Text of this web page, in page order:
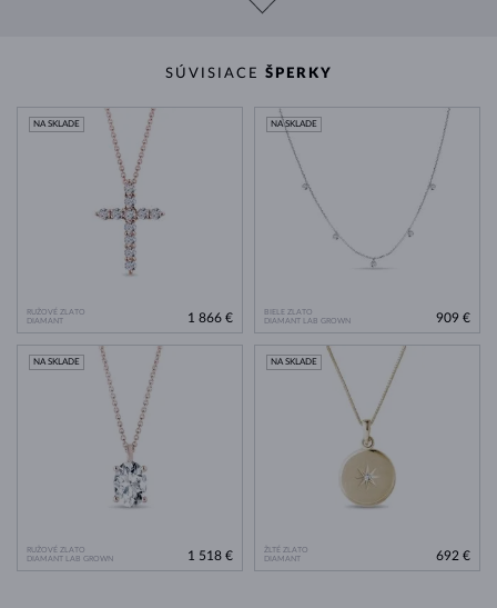
SÚVISIACE ŠPERKY
RUŽOVÉ ZLATO
DIAMANT
NA SKLADE
1 866 €
BIELE ZLATO
DIAMANT LAB GROWN
NA SKLADE
909 €
RUŽOVÉ ZLATO
DIAMANT LAB GROWN
NA SKLADE
1 518 €
ŽLTÉ ZLATO
DIAMANT
NA SKLADE
692 €